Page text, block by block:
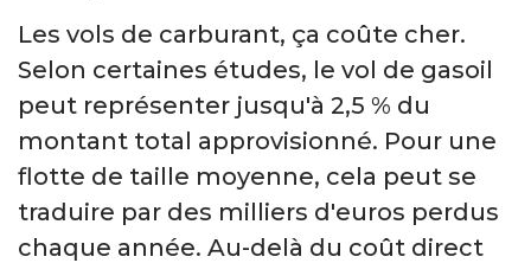
Les vols de carburant, ça coûte cher.
Selon certaines études, le vol de gasoil
peut représenter jusqu'à 2,5 % du
montant total approvisionné. Pour une
flotte de taille moyenne, cela peut se
traduire par des milliers d'euros perdus
chaque année. Au-delà du coût direct